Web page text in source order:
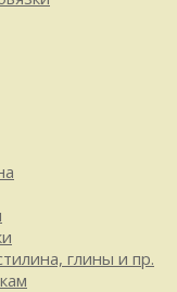
глины и пр.